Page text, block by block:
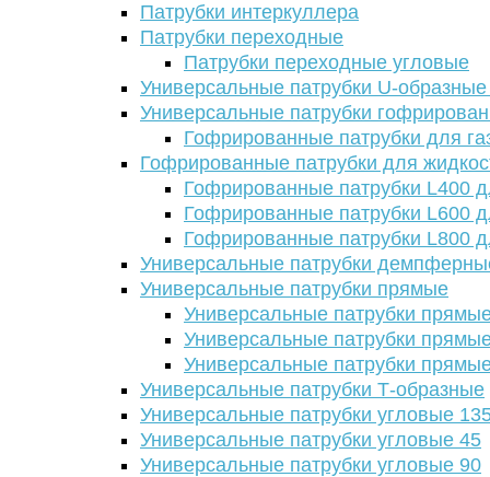
Патрубки интеркуллера
Патрубки переходные
Патрубки переходные угловые
Универсальные патрубки U-
Универсальные патрубки
Гофрированные патрубки для
Гофрированные патрубки для
Гофрированные патрубки L400
Гофрированные патрубки L600
Гофрированные патрубки L800
Универсальные патрубки
Универсальные патрубки прямые
Универсальные патрубки
Универсальные патрубки
Универсальные патрубки
Универсальные патрубки Т-образные
Универсальные патрубки угловые
Универсальные патрубки угловые 45
Универсальные патрубки угловые 90